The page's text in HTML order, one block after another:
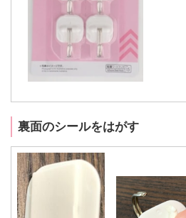
裏面のシールをはがす